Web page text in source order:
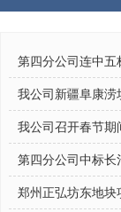
主营业务
业绩荣誉
党群建设
人力资源
第四分公司连中五
我公司新疆阜康涝
我公司召开春节期
问项目
第四分公司中标长
网工程（一期）施
郑州正弘坊东地块